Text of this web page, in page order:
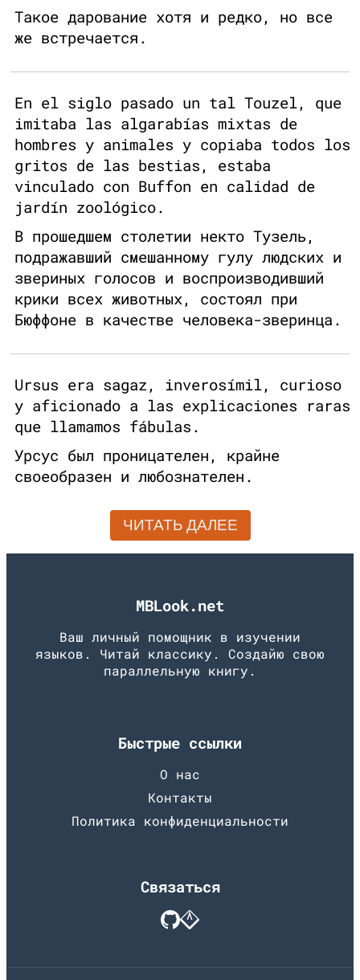
Такое дарование хотя и редко, но все
же встречается.
En el siglo pasado un tal Touzel, que
imitaba las algarabías mixtas de
hombres y animales y copiaba todos los
gritos de las bestias, estaba
vinculado con Buffon en calidad de
jardín zoológico.
В прошедшем столетии некто Тузель,
подражавший смешанному гулу людских и
звериных голосов и воспроизводивший
крики всех животных, состоял при
Бюффоне в качестве человека-зверинца.
Ursus era sagaz, inverosímil, curioso
y aficionado a las explicaciones raras
que llamamos fábulas.
Урсус был проницателен, крайне
своеобразен и любознателен.
ЧИТАТЬ ДАЛЕЕ
MBLook.net
Ваш личный помощник в изучении
языков. Читай классику. Создайю свою
параллельную книгу.
Быстрые ссылки
О нас
Контакты
Политика конфиденциальности
Связаться